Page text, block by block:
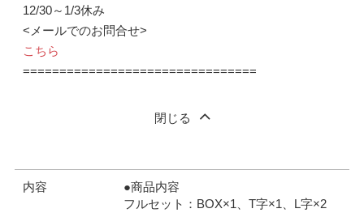
12/30～1/3休み
<メールでのお問合せ>
こちら
================================
閉じる
内容
●商品内容
フルセット：BOX×1、T字×1、L字×2